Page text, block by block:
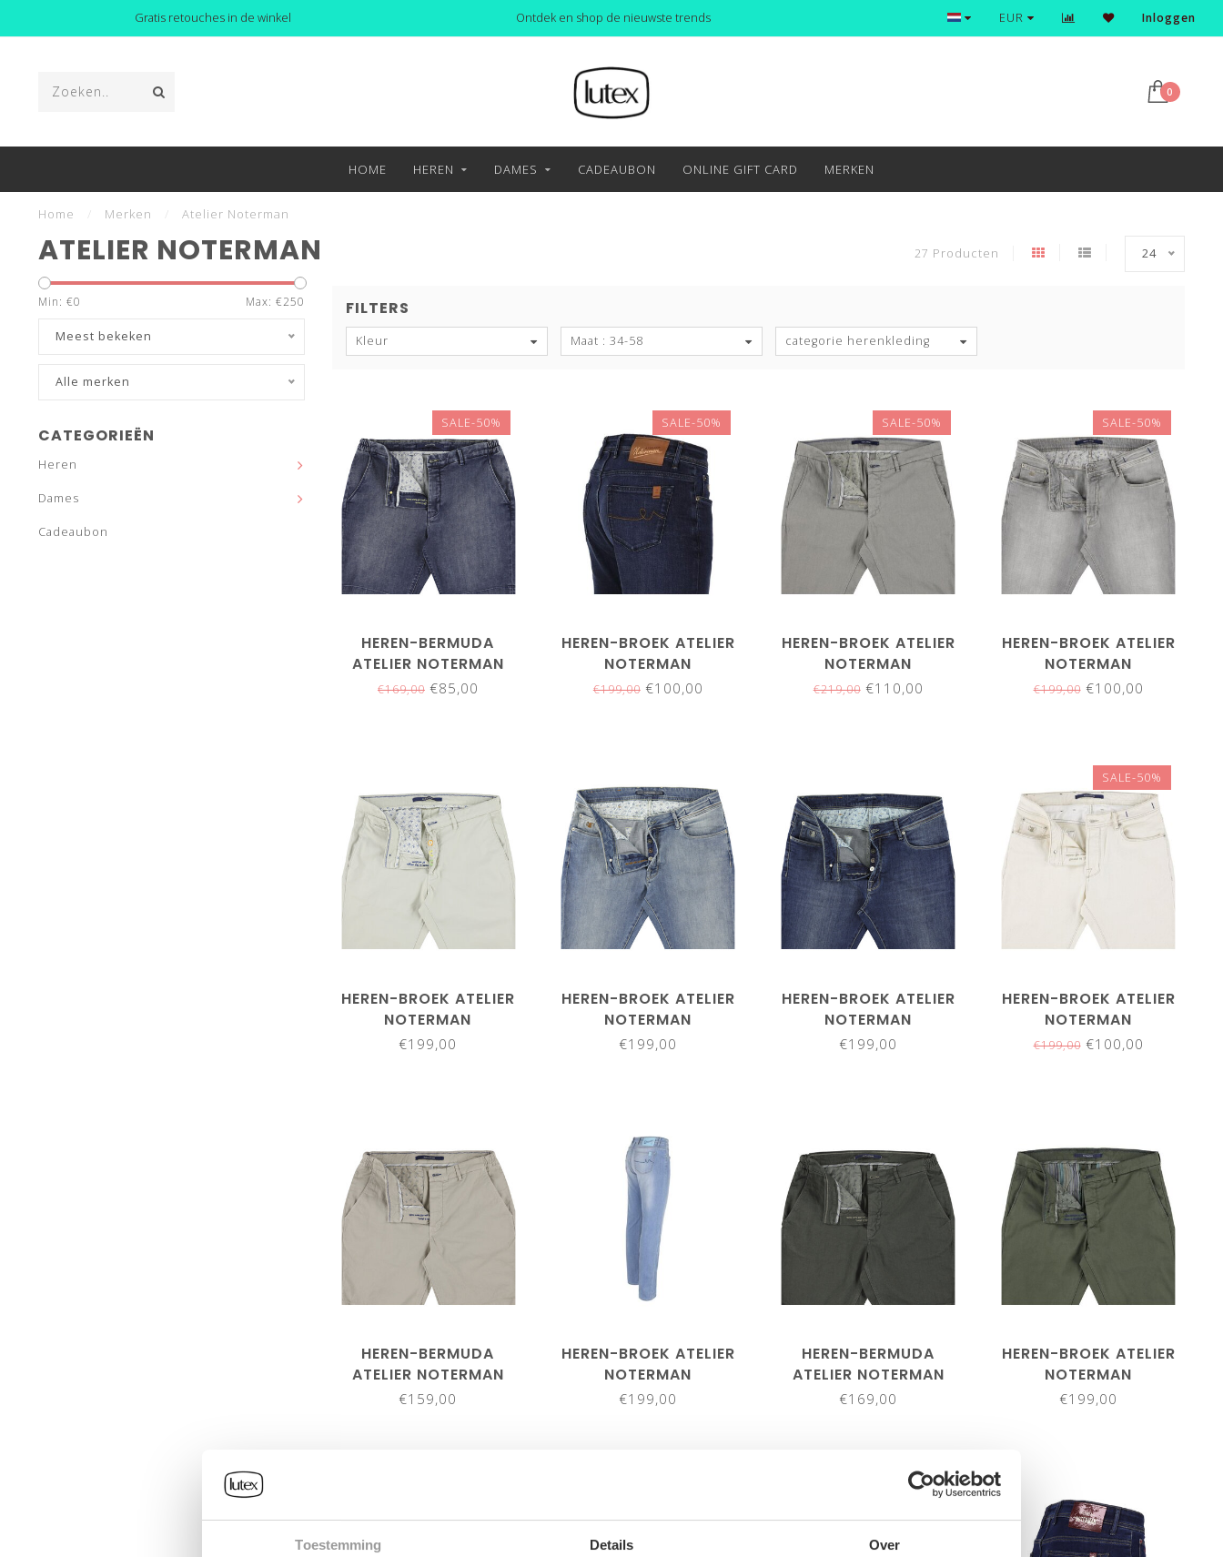
Toestemming Details Over
Gratis retouches in de winkel Ontdek en shop de nieuwste trends Levering binnen 1 dag indien besteld voor 15:00 uur
EUR Inloggen
0
HOME HEREN DAMES CADEAUBON ONLINE GIFT CARD MERKEN
Home Merken Atelier Noterman
ATELIER NOTERMAN 27 Producten 24
Min: €0 Max: €250
Meest bekeken
Alle merken
CATEGORIEËN
Heren
Dames
Cadeaubon
FILTERS
Kleur Maat : 34-58 categorie herenkleding
SALE-50%
HEREN-BERMUDA
ATELIER NOTERMAN
€169,00€85,00
SALE-50%
HEREN-BROEK ATELIER
NOTERMAN
€199,00€100,00
SALE-50%
HEREN-BROEK ATELIER
NOTERMAN
€219,00€110,00
SALE-50%
HEREN-BROEK ATELIER
NOTERMAN
€199,00€100,00
HEREN-BROEK ATELIER
NOTERMAN
€199,00
HEREN-BROEK ATELIER
NOTERMAN
€199,00
HEREN-BROEK ATELIER
NOTERMAN
€199,00
SALE-50%
HEREN-BROEK ATELIER
NOTERMAN
€199,00€100,00
HEREN-BERMUDA
ATELIER NOTERMAN
€159,00
HEREN-BROEK ATELIER
NOTERMAN
€199,00
HEREN-BERMUDA
ATELIER NOTERMAN
€169,00
HEREN-BROEK ATELIER
NOTERMAN
€199,00